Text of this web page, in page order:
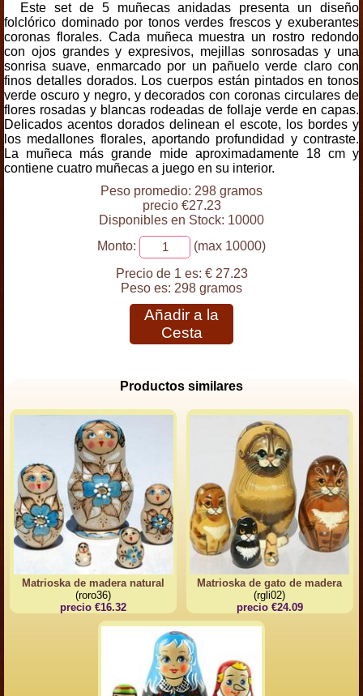
Este set de 5 muñecas anidadas presenta un diseño
folclórico dominado por tonos verdes frescos y exuberantes
coronas florales. Cada muñeca muestra un rostro redondo
con ojos grandes y expresivos, mejillas sonrosadas y una
sonrisa suave, enmarcado por un pañuelo verde claro con
finos detalles dorados. Los cuerpos están pintados en tonos
verde oscuro y negro, y decorados con coronas circulares de
flores rosadas y blancas rodeadas de follaje verde en capas.
Delicados acentos dorados delinean el escote, los bordes y
los medallones florales, aportando profundidad y contraste.
La muñeca más grande mide aproximadamente 18 cm y
contiene cuatro muñecas a juego en su interior.
Peso promedio: 298 gramos
precio €27.23
Disponibles en Stock: 10000
Monto:
(max 10000)
Precio de 1 es: € 27.23
Peso es: 298 gramos
Añadir a la
Cesta
Productos similares
Matrioska de madera natural
(roro36)
precio €16.32
Matrioska de gato de madera
(rgli02)
precio €24.09